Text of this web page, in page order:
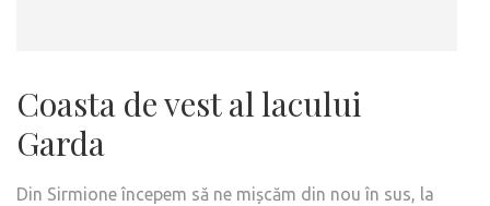
Coasta de vest al lacului
Garda
Din Sirmione începem să ne mișcăm din nou în sus, la